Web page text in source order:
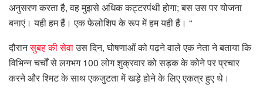
अनुसरण करता है, वह मुझसे अधिक कट्टरपंथी होगा; बस उस पर योजना
बनाएं। यही हम हैं। एक फेलोशिप के रूप में हम यही हैं। “
दौरानसुबह की सेवाउस दिन, घोषणाओं को पढ़ने वाले एक नेता ने बताया कि
विभिन्न चर्चों से लगभग 100 लोग शुक्रवार को सड़क के कोने पर प्रचार
करने और श्मिट के साथ एकजुटता में खड़े होने के लिए एकत्र हुए थे।